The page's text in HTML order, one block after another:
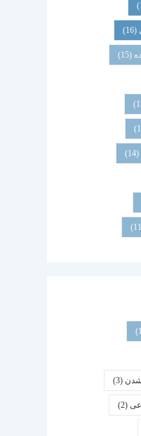
(16)
(15)
(14)
(3)
(2)